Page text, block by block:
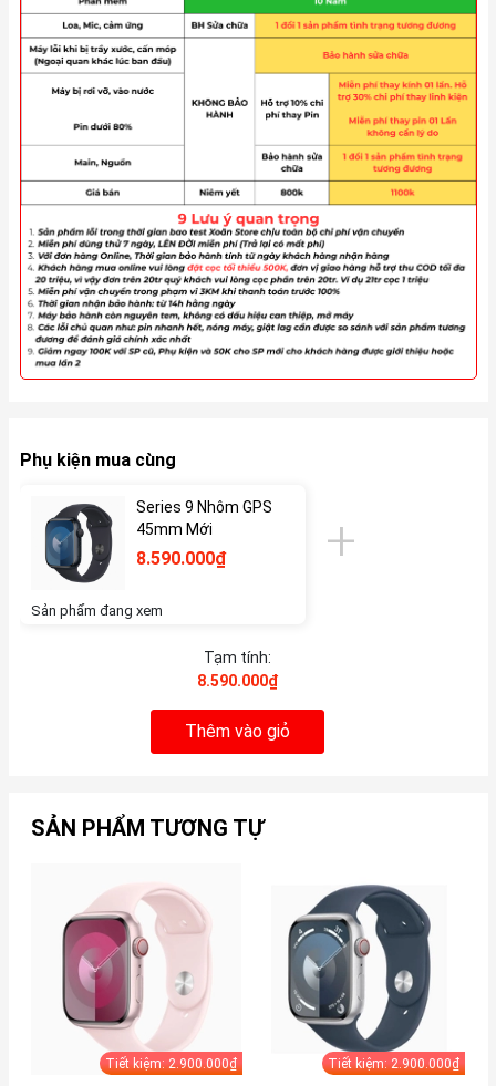
Phụ kiện mua cùng
Series 9 Nhôm GPS
45mm Mới
8.590.000₫
Sản phẩm đang xem
Tạm tính:
8.590.000₫
Thêm vào giỏ
SẢN PHẨM TƯƠNG TỰ
Tiết kiệm: 2.900.000₫ Tiết kiệm: 2.900.000₫